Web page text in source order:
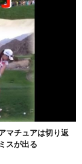
マチュアは切り返
スが出る